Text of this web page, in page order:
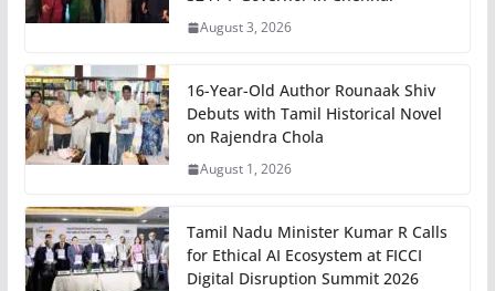
August 3, 2026
16-Year-Old Author Rounaak Shiv
Debuts with Tamil Historical Novel
on Rajendra Chola
August 1, 2026
Tamil Nadu Minister Kumar R Calls
for Ethical AI Ecosystem at FICCI
Digital Disruption Summit 2026